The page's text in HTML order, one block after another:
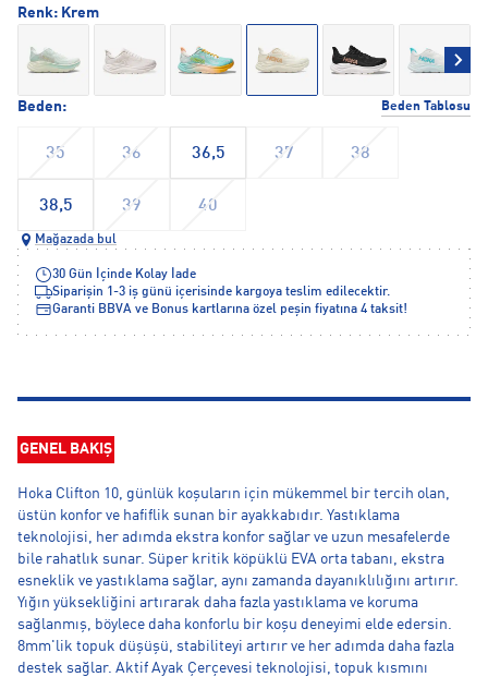
Beden: Beden Tablosu
35 36 36,5 37 38
38,5 39 40
Renk: Krem
Mağazada bul
30 Gün İçinde Kolay İade
Siparişin 1-3 iş günü içerisinde kargoya teslim edilecektir.
Garanti BBVA ve Bonus kartlarına özel peşin fiyatına 4 taksit!
GENEL BAKIŞ
Hoka Clifton 10, günlük koşuların için mükemmel bir tercih olan,
üstün konfor ve hafiflik sunan bir ayakkabıdır. Yastıklama
teknolojisi, her adımda ekstra konfor sağlar ve uzun mesafelerde
bile rahatlık sunar. Süper kritik köpüklü EVA orta tabanı, ekstra
esneklik ve yastıklama sağlar, aynı zamanda dayanıklılığını artırır.
Yığın yüksekliğini artırarak daha fazla yastıklama ve koruma
sağlanmış, böylece daha konforlu bir koşu deneyimi elde edersin.
8mm'lik topuk düşüşü, stabiliteyi artırır ve her adımda daha fazla
destek sağlar. Aktif Ayak Çerçevesi teknolojisi, topuk kısmını